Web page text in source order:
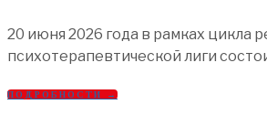
20 июня 2026 года в рамках
психотерапевтической лиги
ПОДРОБНОСТИ →